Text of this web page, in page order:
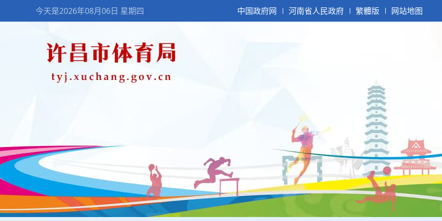
今天是2026年08月06日 星期四 中国政府网 河南省人民政府 繁體版
网站地图